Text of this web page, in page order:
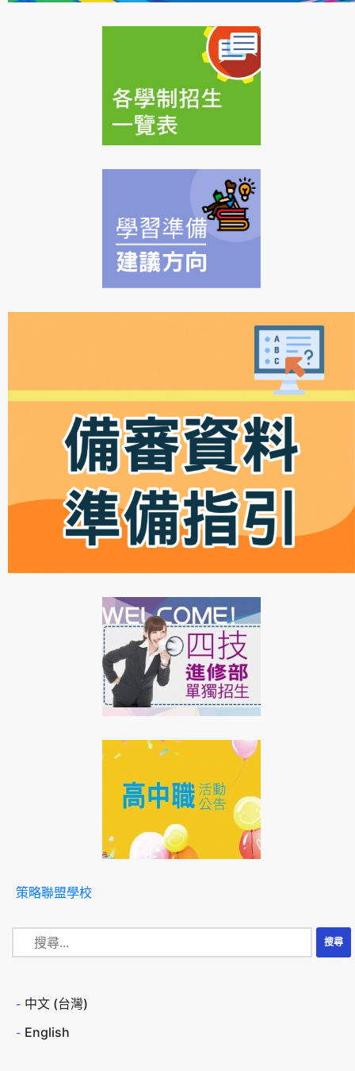
策略聯盟學校
中文 (台灣)
English